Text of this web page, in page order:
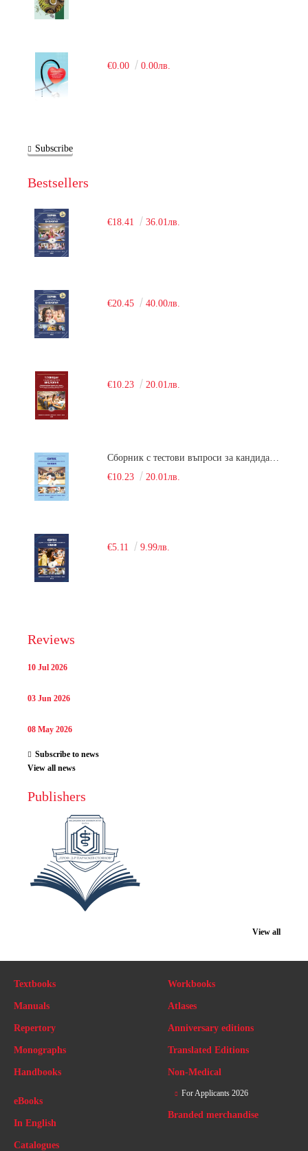
€0.00 0.00лв.
Subscribe
Bestsellers
€18.41 36.01лв.
€20.45 40.00лв.
€10.23 20.01лв.
€10.23
20.01лв.
€5.11 9.99лв.
Reviews
10 Jul 2026
03 Jun 2026
08 May 2026
Subscribe to news
View all news
Publishers
View all
Textbooks
Manuals
Repertory
Monographs
Handbooks
Workbooks
Atlases
Anniversary editions
Translated Editions
Non-Medical
eBooks
In English
Catalogues
For Applicants 2026
Branded merchandise